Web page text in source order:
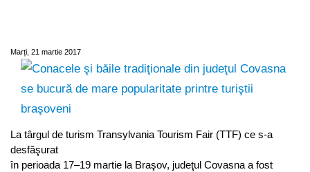
Marți, 21 martie 2017
La târgul de turism Transylvania Tourism Fair (TTF) ce s-a
desfăşurat
în perioada 17–19 martie la Braşov, judeţul Covasna a fost